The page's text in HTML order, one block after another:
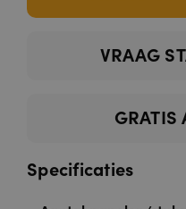
VRAAG
GRATIS
Specificaties